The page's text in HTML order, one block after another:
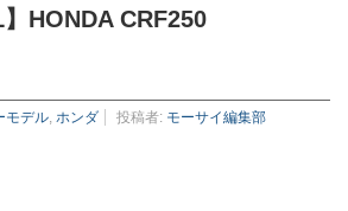
】HONDA CRF250
モデル ホンダ 投稿者: モーサイ編集部